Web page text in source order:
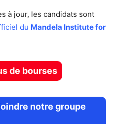
à jour, les candidats sont
du Mandela Institute for
de bourses
notre groupe